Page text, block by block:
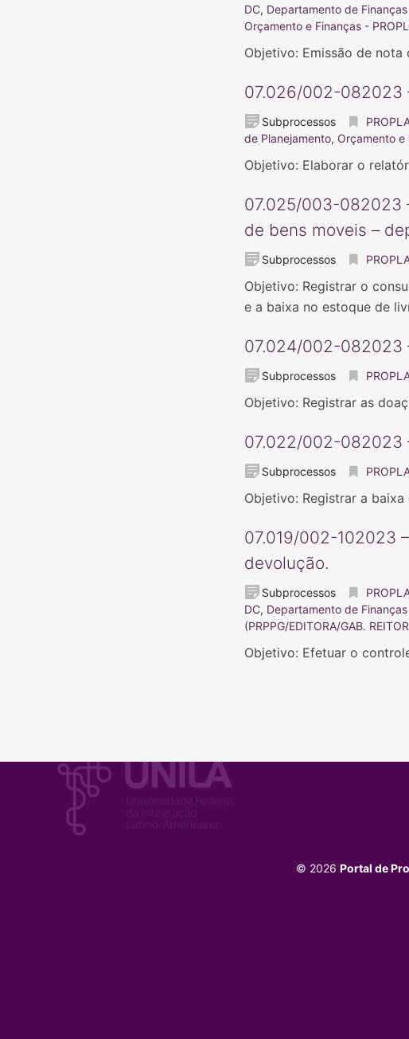
DC, Departamento de
Orçamento e Finanças -
Objetivo: Emissão de
07.026/002-082023
Subprocessos
de Planejamento, Orçamento e
Objetivo: Elaborar o
07.025/003-082023
de bens moveis –
Subprocessos
Objetivo: Registrar o
e a baixa no estoque de
07.024/002-082023
Subprocessos
Objetivo: Registrar as
07.022/002-082023
Subprocessos
Objetivo: Registrar a
07.019/002-102023
devolução.
Subprocessos
DC, Departamento de
(PRPPG/EDITORA/GAB.
Objetivo: Efetuar o
© 2026 Portal de